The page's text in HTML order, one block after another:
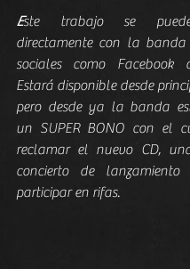
Este trabajo se puede
directamente con la banda
sociales como Facebook
Estará disponible desde
pero desde ya la banda
un SUPER BONO con el
reclamar el nuevo CD,
concierto de
participar en rifas.